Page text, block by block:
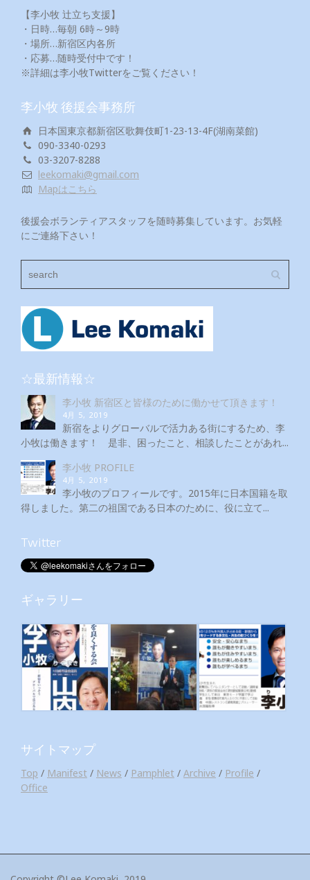
【李小牧 辻立ち支援】
・日時…毎朝 6時～9時
・場所…新宿区内各所
・応募…随時受付中です！
※詳細は李小牧Twitterをご覧ください！
李小牧 後援会事務所
日本国東京都新宿区歌舞伎町1-23-13-4F(湖南菜館)
090-3340-0293
03-3207-8288
leekomaki@gmail.com
Mapはこちら
後援会ボランティアスタッフを随時募集しています。お気軽
にご連絡下さい！
☆最新情報☆
李小牧 新宿区と皆様のために働かせて頂きます！
4月 5, 2019
新宿をよりグローバルで活力ある街にするため、李
小牧は働きます！ 是非、困ったこと、相談したことがあれ...
李小牧 PROFILE
4月 5, 2019
李小牧のプロフィールです。2015年に日本国籍を取
得しました。第二の祖国である日本のために、役に立て...
Twitter
ギャラリー
サイトマップ
Top / Manifest / News / Pamphlet / Archive / Profile /
Office